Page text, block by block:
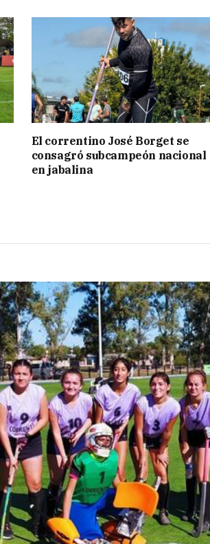
El correntino José Borget se
consagró subcampeón nacional
en jabalina